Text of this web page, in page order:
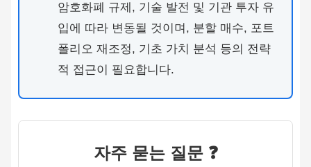
암호화폐 규제, 기술 발전 및 기관 투자 유
입에 따라 변동될 것이며, 분할 매수, 포트
폴리오 재조정, 기초 가치 분석 등의 전략
적 접근이 필요합니다.
자주 묻는 질문 ❓